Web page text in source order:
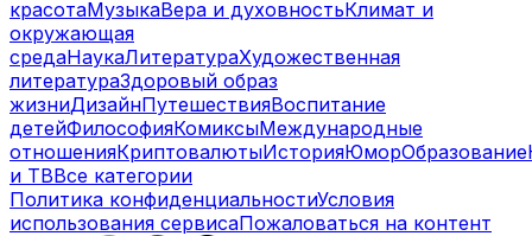
красотаМузыкаВера и духовностьКлимат и
окружающая
средаНаукаЛитератураХудожественная
литератураЗдоровый образ
жизниДизайнПутешествияВоспитание
детейФилософияКомиксыМеждународные
отношенияКриптовалютыИсторияЮморОбразование
и ТВВсе категории
Политика конфиденциальностиУсловия
использования сервисаПожаловаться на контент